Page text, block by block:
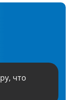
что